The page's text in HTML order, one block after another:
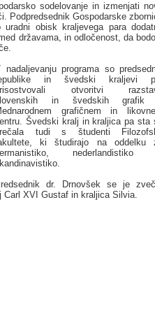
sodelovanje in izmenjati
Podpredsednik Gospodarske
obisk kraljevega para
državama, in odločenost, da
nadaljevanju programa so
in švedski kraljevi
otvoritvi
in švedskih
grafičnem in
Švedski kralj in kraljica pa sta
tudi s študenti
ki študirajo na oddelku
nederlandistiko
dr. Drnovšek se je
XVI Gustaf in kraljica Silvia.